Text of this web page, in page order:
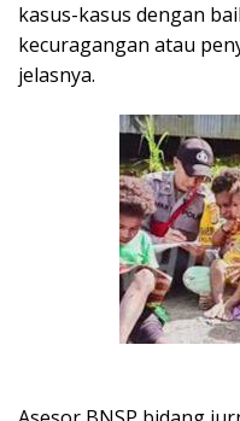
kasus-kasus dengan
kecuragangan atau
jelasnya.